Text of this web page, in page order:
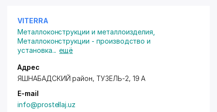
VITERRA
Металлоконструкции и металлоизделия
Металлоконструкции - производство и
установка... ещё
Адрес
ЯШНАБАДСКИЙ район, ТУЗЕЛЬ-2, 19 А
E-mail
info@prostellaj.uz